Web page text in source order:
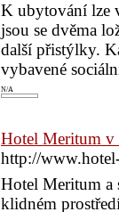
K ubytování lze
jsou se dvěma
další přistýlky.
vybavené
N/A
Hotel Meritum v
http://
Hotel Meritum a
klidném